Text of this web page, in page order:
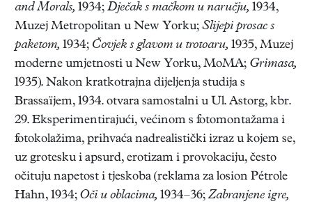
and Morals, 1934; Dječak s mačkom u naručju, 1934,
Muzej Metropolitan u New Yorku; Slijepi prosac s
paketom, 1934; Čovjek s glavom u trotoaru, 1935, Muzej
moderne umjetnosti u New Yorku, MoMA; Grimasa,
1935). Nakon kratkotrajna dijeljenja studija s
Brassaïjem, 1934. otvara samostalni u Ul. Astorg, kbr.
29. Eksperimentirajući, većinom s fotomontažama i
fotokolažima, prihvaća nadrealistički izraz u kojem se,
uz grotesku i apsurd, erotizam i provokaciju, često
očituju napetost i tjeskoba (reklama za losion Pétrole
Hahn, 1934; Oči u oblacima, 1934–36; Zabranjene igre,